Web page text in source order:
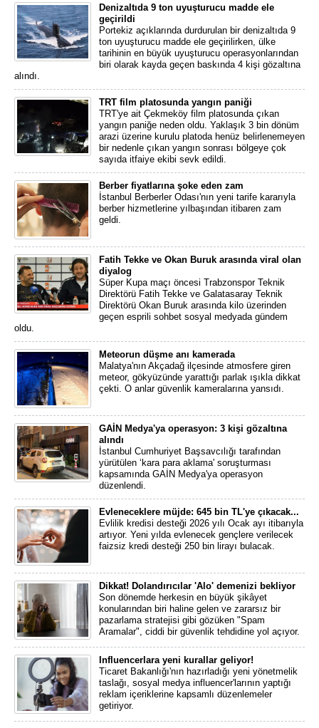
Denizaltıda 9 ton uyuşturucu madde ele
geçirildi
Portekiz açıklarında durdurulan bir denizaltıda 9
ton uyuşturucu madde ele geçirilirken, ülke
tarihinin en büyük uyuşturucu operasyonlarından
biri olarak kayda geçen baskında 4 kişi gözaltına
alındı.
TRT film platosunda yangın paniği
TRT'ye ait Çekmeköy film platosunda çıkan
yangın paniğe neden oldu. Yaklaşık 3 bin dönüm
arazi üzerine kurulu platoda henüz belirlenemeyen
bir nedenle çıkan yangın sonrası bölgeye çok
sayıda itfaiye ekibi sevk edildi.
Berber fiyatlarına şoke eden zam
İstanbul Berberler Odası'nın yeni tarife kararıyla
berber hizmetlerine yılbaşından itibaren zam
geldi.
Fatih Tekke ve Okan Buruk arasında viral olan
diyalog
Süper Kupa maçı öncesi Trabzonspor Teknik
Direktörü Fatih Tekke ve Galatasaray Teknik
Direktörü Okan Buruk arasında kilo üzerinden
geçen esprili sohbet sosyal medyada gündem
oldu.
Meteorun düşme anı kamerada
Malatya'nın Akçadağ ilçesinde atmosfere giren
meteor, gökyüzünde yarattığı parlak ışıkla dikkat
çekti. O anlar güvenlik kameralarına yansıdı.
GAİN Medya'ya operasyon: 3 kişi gözaltına
alındı
İstanbul Cumhuriyet Başsavcılığı tarafından
yürütülen ‘kara para aklama' soruşturması
kapsamında GAİN Medya'ya operasyon
düzenlendi.
Evleneceklere müjde: 645 bin TL'ye çıkacak...
Evlilik kredisi desteği 2026 yılı Ocak ayı itibarıyla
artıyor. Yeni yılda evlenecek gençlere verilecek
faizsiz kredi desteği 250 bin lirayı bulacak.
Dikkat! Dolandırıcılar 'Alo' demenizi bekliyor
Son dönemde herkesin en büyük şikâyet
konularından biri haline gelen ve zararsız bir
pazarlama stratejisi gibi gözüken "Spam
Aramalar", ciddi bir güvenlik tehdidine yol açıyor.
Influencerlara yeni kurallar geliyor!
Ticaret Bakanlığı'nın hazırladığı yeni yönetmelik
taslağı, sosyal medya influencer'larının yaptığı
reklam içeriklerine kapsamlı düzenlemeler
getiriyor.